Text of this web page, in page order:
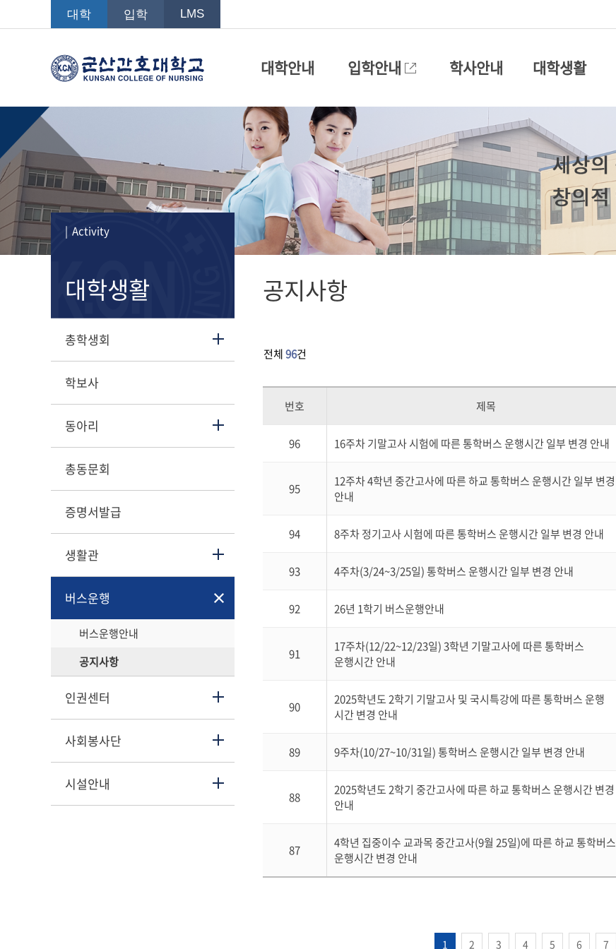
대학 입학 LMS
대학안내 입학안내 학사안내 대학생활
| Activity
대학생활
총학생회
학보사
동아리
총동문회
증명서발급
생활관
버스운행
버스운행안내
공지사항
인권센터
사회봉사단
시설안내
공지사항
전체96건
번호 제목
96 16주차 기말고사 시험에 따른 통학버스 운행시간 일부 변경 안내
95
12주차 4학년 중간고사에 따른 하교 통학버스 운행시간 일부 변경
안내
94 8주차 정기고사 시험에 따른 통학버스 운행시간 일부 변경 안내
93 4주차(3/24~3/25일) 통학버스 운행시간 일부 변경 안내
92 26년 1학기 버스운행안내
91
17주차(12/22~12/23일) 3학년 기말고사에 따른 통학버스
운행시간 안내
90
2025학년도 2학기 기말고사 및 국시특강에 따른 통학버스 운행
시간 변경 안내
89 9주차(10/27~10/31일) 통학버스 운행시간 일부 변경 안내
88
2025학년도 2학기 중간고사에 따른 하교 통학버스 운행시간 변경
안내
87
4학년 집중이수 교과목 중간고사(9월 25일)에 따른 하교 통학버스
운행시간 변경 안내
1 2 3 4 5 6 7